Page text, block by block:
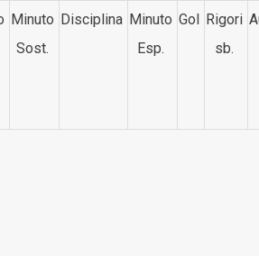
Minuto
Sost.
Disciplina Minuto
Esp.
Gol Rigori
sb.